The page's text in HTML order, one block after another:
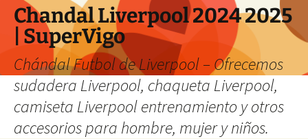
Chandal Liverpool 2024 2025
| SuperVigo
Chándal Futbol de Liverpool – Ofrecemos
sudadera Liverpool, chaqueta Liverpool,
camiseta Liverpool entrenamiento y otros
accesorios para hombre, mujer y niños.